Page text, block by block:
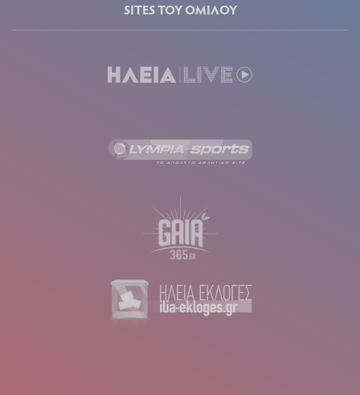
SITES ΤΟΥ ΟΜΙΛΟΥ